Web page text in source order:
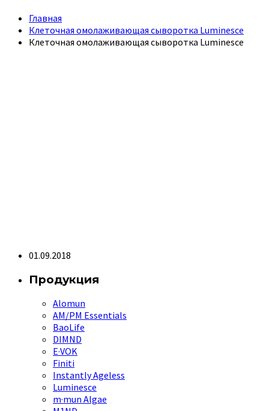
Главная
Клеточная омолаживающая сыворотка Luminesce
Клеточная омолаживающая сыворотка Luminesce
01.09.2018
Продукция
Alomun
AM/PM Essentials
BaoLife
DIMND
E·VOK
Finiti
Instantly Ageless
Luminesce
m·mun Algae